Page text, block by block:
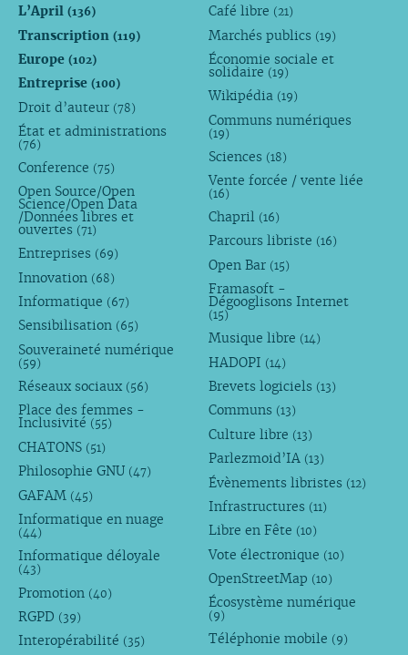
L’April (136)
Transcription (119)
Europe (102)
Entreprise (100)
Droit d’auteur (78)
État et administrations
(76)
Conference (75)
Open Source/Open
Science/Open Data
/Données libres et
ouvertes (71)
Entreprises (69)
Innovation (68)
Informatique (67)
Sensibilisation (65)
Souveraineté numérique
(59)
Réseaux sociaux (56)
Place des femmes -
Inclusivité (55)
CHATONS (51)
Philosophie GNU (47)
GAFAM (45)
Informatique en nuage
(44)
Informatique déloyale
(43)
Promotion (40)
RGPD (39)
Interopérabilité (35)
Café libre (21)
Marchés publics (19)
Économie sociale et
solidaire (19)
Wikipédia (19)
Communs numériques
(19)
Sciences (18)
Vente forcée / vente liée
(16)
Chapril (16)
Parcours libriste (16)
Open Bar (15)
Framasoft -
Dégooglisons Internet
(15)
Musique libre (14)
HADOPI (14)
Brevets logiciels (13)
Communs (13)
Culture libre (13)
Parlezmoid’IA (13)
Évènements libristes (12)
Infrastructures (11)
Libre en Fête (10)
Vote électronique (10)
OpenStreetMap (10)
Écosystème numérique
(9)
Téléphonie mobile (9)